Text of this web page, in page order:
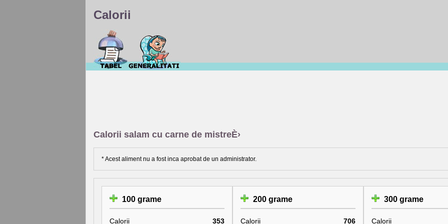
Calorii
Calorii salam cu carne de mistreÈ›
* Acest aliment nu a fost inca aprobat de un administrator.
100 grame
Calorii 353
200 grame
Calorii 706
300 grame
Calorii